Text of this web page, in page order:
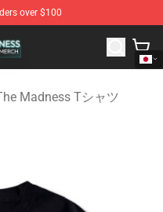
over $100
The Madness Merchandise
Madness Tシャツ